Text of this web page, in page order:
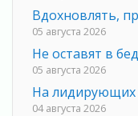
Вдохновлять,
05 августа 2026
Не оставят в
05 августа 2026
На лидирующих
04 августа 2026